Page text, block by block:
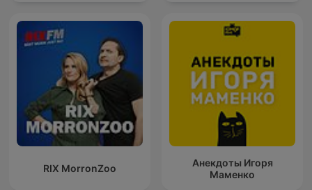
RIX MorronZoo
Анекдоты Игоря
Маменко